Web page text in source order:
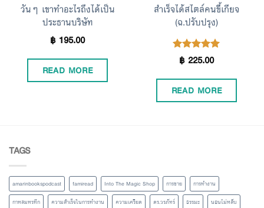
วันๆ เขาทำอะไรถึงได้เป็น
ประธานบริษัท
฿195.00
READ MORE
สำเร็จได้สไตล์คนขี้เกียจ
(ฉ.ปรับปรุง)
Rated5.00
฿225.00
READ MORE
TAGS
amarinbookspodcast famiread Into The Magic Shop การขาย
การทำงาน
กาหลมหรทึก
ความสำเร็จในการทำงาน ความเครียด ดร.วรภัทร์ ธรรมะ
นอนไม่หลับ